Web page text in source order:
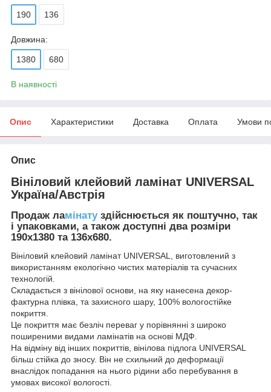
190 136
Довжина:
1380 680
В наявності
Опис Характеристики Доставка Оплата Умови
Опис
Вініловий клейовий ламінат UNIVERSAL
Україна/Австрія
Продаж ламінату здійснюється як поштучно, так
і упаковками, а також доступні два розміри
190х1380 та 136х680.
Вініловий клейовий ламінат UNIVERSAL, виготовлений з
використанням екологічно чистих матеріалів та сучасних
технологій.
Складається з вінілової основи, на яку нанесена декор-
фактурна плівка, та захисного шару, 100% вологостійке
покриття.
Це покриття має безліч переваг у порівнянні з широко
поширеними видами ламінатів на основі МДФ.
На відміну від інших покриттів, вінілова підлога UNIVERSAL
більш стійка до зносу. Він не схильний до деформації
внаслідок попадання на нього рідини або перебування в
умовах високої вологості.